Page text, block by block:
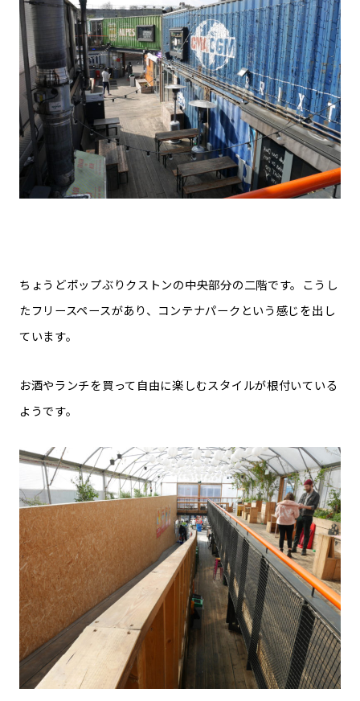
ちょうどポップぶりクストンの中央部分の二階です。こうし
たフリースペースがあり、コンテナパークという感じを出し
ています。
お酒やランチを買って自由に楽しむスタイルが根付いている
ようです。